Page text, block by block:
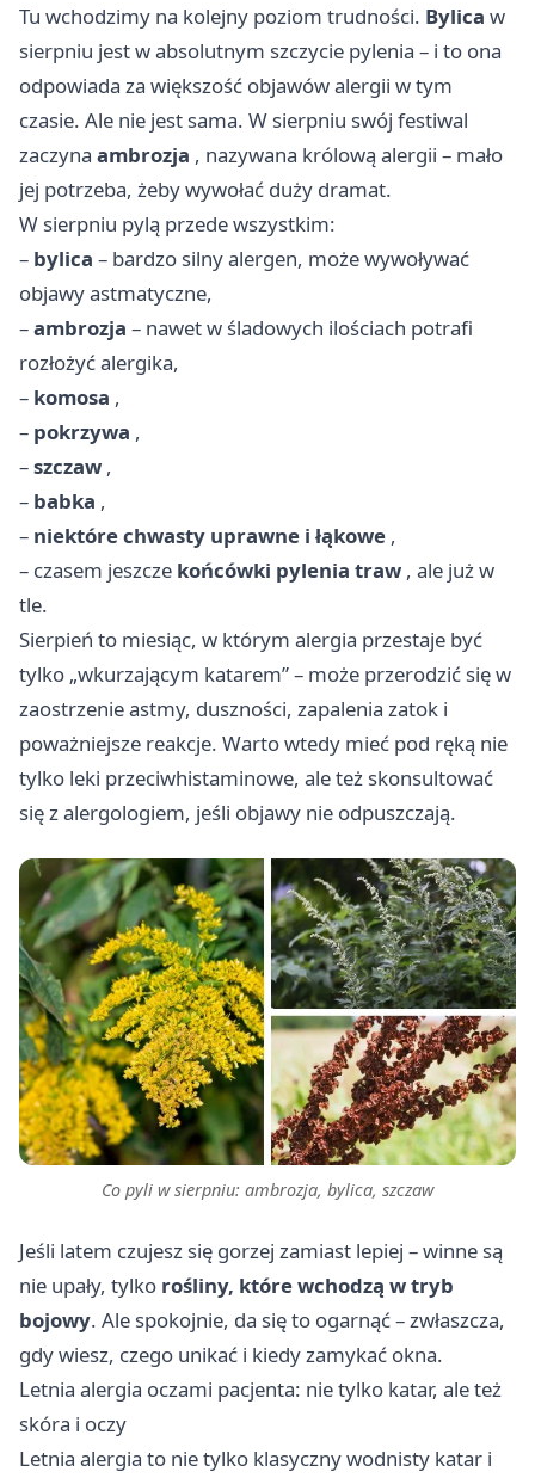
Tu wchodzimy na kolejny poziom trudności. Bylica w
sierpniu jest w absolutnym szczycie pylenia – i to ona
odpowiada za większość objawów alergii w tym
czasie. Ale nie jest sama. W sierpniu swój festiwal
zaczyna ambrozja , nazywana królową alergii – mało
jej potrzeba, żeby wywołać duży dramat.
W sierpniu pylą przede wszystkim:
– bylica – bardzo silny alergen, może wywoływać
objawy astmatyczne,
–ambrozja – nawet w śladowych ilościach potrafi
rozłożyć alergika,
– komosa ,
– pokrzywa ,
–szczaw ,
– babka ,
– niektóre chwasty uprawne i łąkowe ,
– czasem jeszcze końcówki pylenia traw , ale już w
tle.
Sierpień to miesiąc, w którym alergia przestaje być
tylko „wkurzającym katarem” – może przerodzić się w
zaostrzenie astmy, duszności, zapalenia zatok i
poważniejsze reakcje. Warto wtedy mieć pod ręką nie
tylko leki przeciwhistaminowe, ale też skonsultować
się z alergologiem, jeśli objawy nie odpuszczają.
Co pyli w sierpniu: ambrozja, bylica, szczaw
Jeśli latem czujesz się gorzej zamiast lepiej – winne są
nie upały, tylko rośliny, które wchodzą w tryb
bojowy. Ale spokojnie, da się to ogarnąć – zwłaszcza,
gdy wiesz, czego unikać i kiedy zamykać okna.
Letnia alergia oczami pacjenta: nie tylko katar, ale też
skóra i oczy
Letnia alergia to nie tylko klasyczny wodnisty katar i